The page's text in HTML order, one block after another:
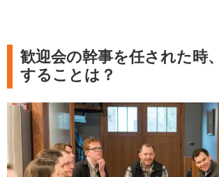
歓迎会の幹事を任された時
することは？